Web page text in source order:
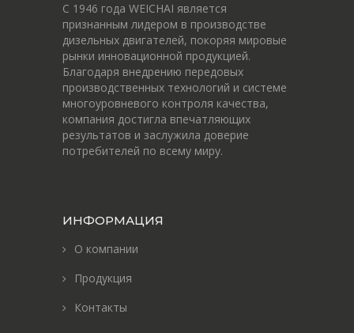
С 1946 года WEICHAI является
признанным лидером в производстве
дизельных двигателей, покоряя мировые
рынки инновационной продукцией.
Благодаря внедрению передовых
производственных технологий и системе
многоуровневого контроля качества,
компания достигла впечатляющих
результатов и заслужила доверие
потребителей по всему миру.
ИНФОРМАЦИЯ
О компании
Продукция
Контакты